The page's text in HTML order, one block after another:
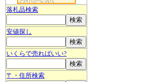
落札品検索
安値探し
いくらで売ればいい?
〒・住所検索